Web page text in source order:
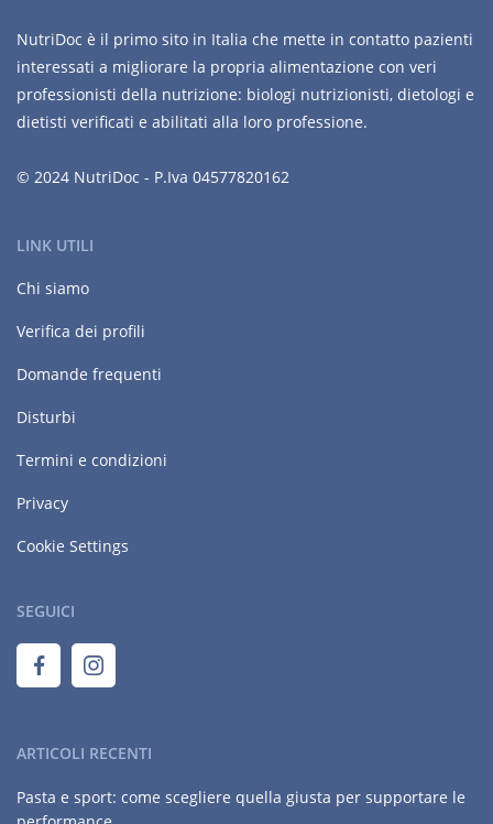
NutriDoc è il primo sito in Italia che mette in contatto pazienti
interessati a migliorare la propria alimentazione con veri
professionisti della nutrizione: biologi nutrizionisti, dietologi e
dietisti verificati e abilitati alla loro professione.
© 2024 NutriDoc - P.Iva 04577820162
LINK UTILI
Chi siamo
Verifica dei profili
Domande frequenti
Disturbi
Termini e condizioni
Privacy
Cookie Settings
SEGUICI
ARTICOLI RECENTI
Pasta e sport: come scegliere quella giusta per supportare le